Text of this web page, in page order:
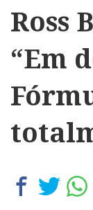
Ross
“Em